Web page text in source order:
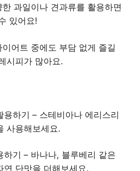
과일이나 견과류를 활용하면
있어요!
어트 중에도 부담 없게 즐길
시피가 많아요.
용하기 – 스테비아나 에리스리
사용해보세요.
하기 – 바나나, 블루베리 같은
연 단맛을 더해보세요.